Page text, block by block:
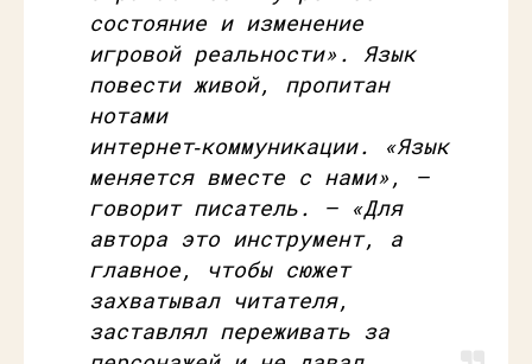
состояние и изменение
игровой реальности». Язык
повести живой, пропитан
нотами
интернет‑коммуникации. «Язык
меняется вместе с нами», –
говорит писатель. – «Для
автора это инструмент, а
главное, чтобы сюжет
захватывал читателя,
заставлял переживать за